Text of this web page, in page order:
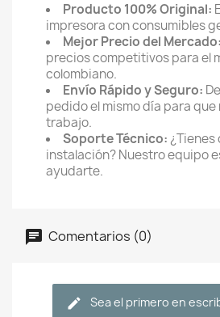
Producto 100% Original:
impresora con consumibles
Mejor Precio del Mercado:
precios competitivos para el
colombiano.
Envío Rápido y Seguro:
pedido el mismo día para
trabajo.
Soporte Técnico: ¿Tienes
instalación? Nuestro equipo
ayudarte.
Comentarios (0)
Sea el primero en